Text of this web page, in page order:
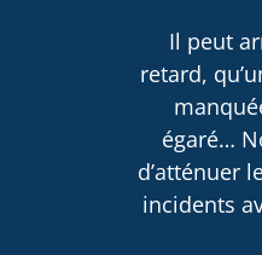
Il peut
retard,
égaré…
d’atténuer
incidents